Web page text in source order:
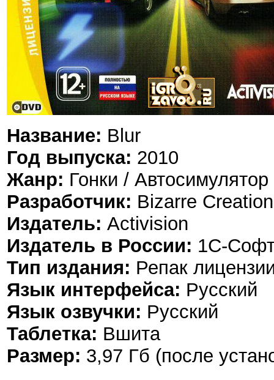
Название: Blur
Год выпуска: 2010
Жанр: Гонки /
Разработчик: Bizarre
Издатель: Activision
Издатель в России: 1С-
Тип издания: Репак
Язык интерфейса: Русский
Язык озвучки: Русский
Таблетка: Вшита
Размер: 3,97 Гб (после